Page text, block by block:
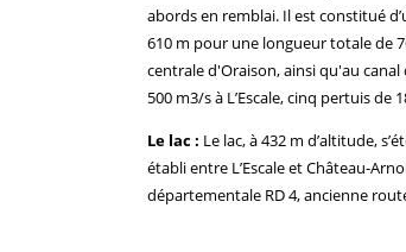
abords en remblai. Il est constitué
610 m pour une longueur totale de
centrale d'Oraison, ainsi qu'au
500 m3/s à L’Escale, cinq pertuis
Le lac : Le lac, à 432 m d’altitude,
établi entre L’Escale et Château-
départementale RD 4, ancienne